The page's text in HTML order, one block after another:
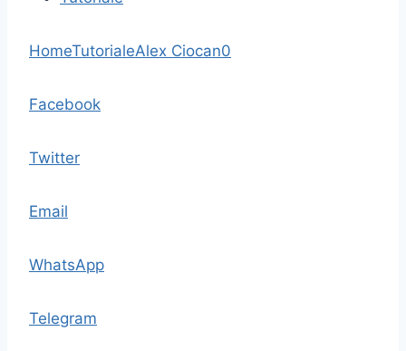
HomeTutorialeAlex Ciocan0
Facebook
Twitter
Email
WhatsApp
Telegram